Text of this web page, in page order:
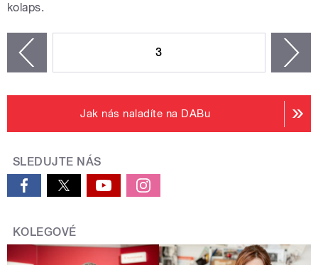
kolaps.
3
Jak nás naladíte na DABu
SLEDUJTE NÁS
KOLEGOVÉ